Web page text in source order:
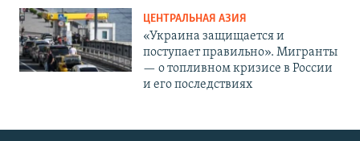
ЦЕНТРАЛЬНАЯ АЗИЯ
«Украина защищается и
поступает правильно». Мигранты
— о топливном кризисе в России
и его последствиях